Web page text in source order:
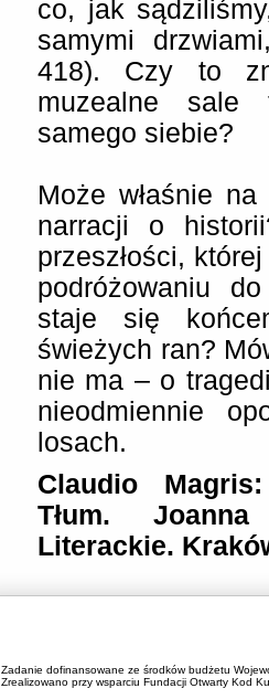
co, jak
samymi
418). Czy to
muzealne sale
samego siebie?
Może właśnie
narracji o
przeszłości,
podróżowaniu
staje się
świeżych ran?
nie ma – o
nieodmiennie
losach.
Claudio
Tłum. Joanna
Literackie.
Zadanie dofinansowane ze środków budżetu
Zrealizowano przy wsparciu Fundacji Otwarty Kod